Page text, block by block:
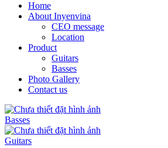
Home
About Inyenvina
CEO message
Location
Product
Guitars
Basses
Photo Gallery
Contact us
Basses
Guitars